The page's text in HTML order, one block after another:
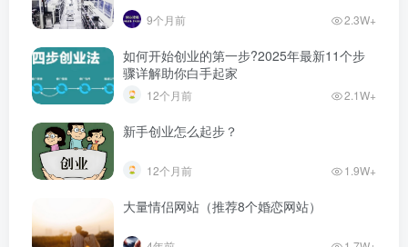
9个月前 2.3W+
如何开始创业的第一步?2025年最新11个步
骤详解助你白手起家
12个月前 2.1W+
新手创业怎么起步？
12个月前 1.9W+
大量情侣网站（推荐8个婚恋网站）